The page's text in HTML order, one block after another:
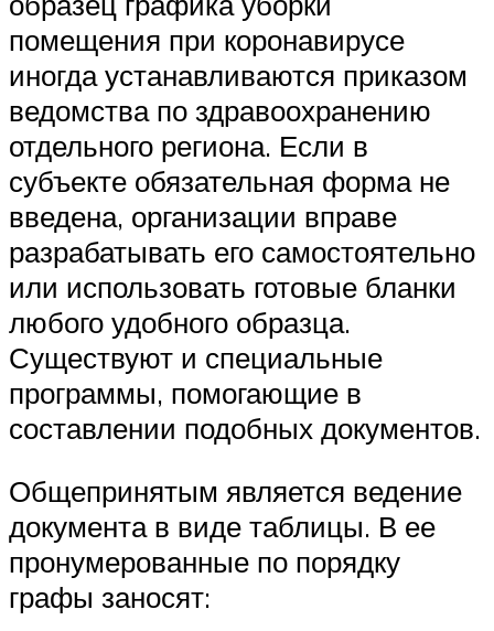
помещения при коронавирусе
иногда устанавливаются приказом
ведомства по здравоохранению
отдельного региона. Если в
субъекте обязательная форма не
введена, организации вправе
разрабатывать его самостоятельно
или использовать готовые бланки
любого удобного образца.
Существуют и специальные
программы, помогающие в
составлении подобных документов.
Общепринятым является ведение
документа в виде таблицы. В ее
пронумерованные по порядку
графы заносят: